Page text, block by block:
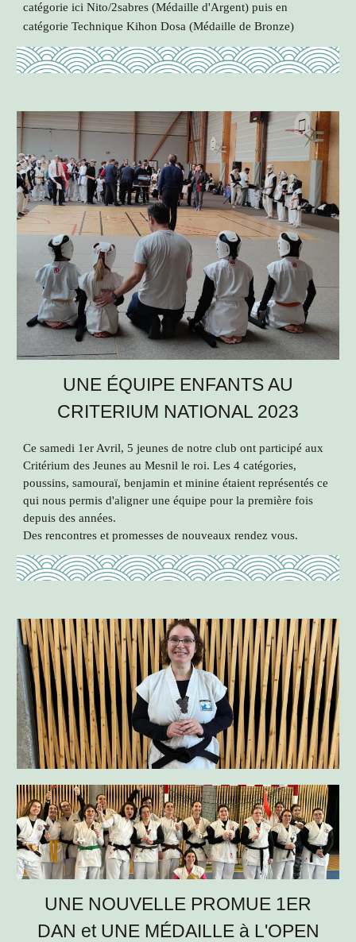
catégorie ici Nito/2sabres (Médaille d'Argent) puis en
catégorie Technique Kihon Dosa (Médaille de Bronze)
UNE ÉQUIPE ENFANTS AU
CRITERIUM NATIONAL 2023
Ce samedi 1er Avril, 5 jeunes de notre club ont participé aux
Critérium des Jeunes au Mesnil le roi. Les 4 catégories,
poussins, samouraï, benjamin et minine étaient représentés ce
qui nous permis d'aligner une équipe pour la première fois
depuis des années.
Des rencontres et promesses de nouveaux rendez vous.
UNE NOUVELLE PROMUE 1ER
DAN et UNE MÉDAILLE à L'OPEN